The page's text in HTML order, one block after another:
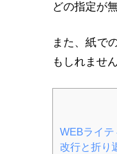
どの指定が
また、紙で
もしれませ
WEBライ
改行と折り